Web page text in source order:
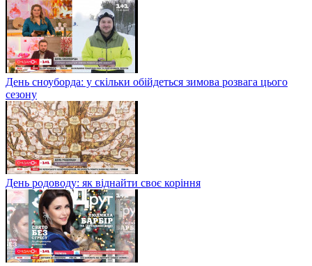
День сноуборда: у скільки обійдеться зимова розвага цього
сезону
День родоводу: як віднайти своє коріння